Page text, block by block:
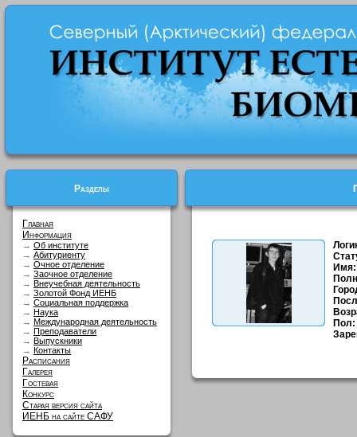
Разделы
Главная
Информация
→ Об институте
→ Абитуриенту
→ Очное отделение
→ Заочное отделение
→ Внеучебная деятельность
→ Золотой Фонд ИЕНБ
→ Социальная поддержка
→ Наука
→ Международная деятельность
→ Преподаватели
→ Выпускники
→ Контакты
Расписания
Галерея
Гостевая
Конкурс
Старая версия сайта
ИЕНБ на сайте САФУ
Имя:
Пол: